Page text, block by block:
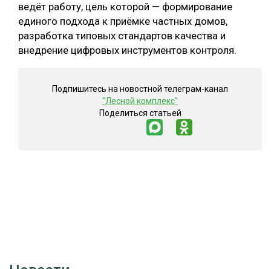
ведёт работу, цель которой — формирование
единого подхода к приёмке частных домов,
разработка типовых стандартов качества и
внедрение цифровых инструментов контроля.
Подпишитесь на новостной телеграм-канал
"Лесной комплекс"
Поделиться статьей